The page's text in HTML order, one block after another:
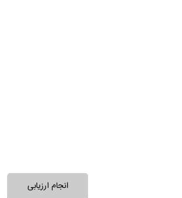
انجام ارزیابی